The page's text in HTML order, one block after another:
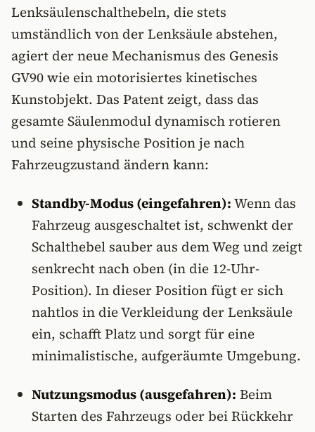
Lenksäulenschalthebeln, die stets
umständlich von der Lenksäule abstehen,
agiert der neue Mechanismus des Genesis
GV90 wie ein motorisiertes kinetisches
Kunstobjekt. Das Patent zeigt, dass das
gesamte Säulenmodul dynamisch rotieren
und seine physische Position je nach
Fahrzeugzustand ändern kann:
Standby-Modus (eingefahren):Wenn das
Fahrzeug ausgeschaltet ist, schwenkt der
Schalthebel sauber aus dem Weg und zeigt
senkrecht nach oben (in die 12-Uhr-
Position). In dieser Position fügt er sich
nahtlos in die Verkleidung der Lenksäule
ein, schafft Platz und sorgt für eine
minimalistische, aufgeräumte Umgebung.
Nutzungsmodus (ausgefahren): Beim
Starten des Fahrzeugs oder bei Rückkehr